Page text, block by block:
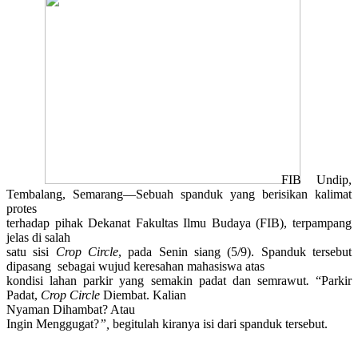
FIB Undip,
Tembalang, Semarang—Sebuah spanduk yang berisikan kalimat
protes
terhadap pihak Dekanat Fakultas Ilmu Budaya (FIB), terpampang
jelas di salah
satu sisi Crop Circle, pada Senin siang (5/9). Spanduk tersebut
dipasang sebagai wujud keresahan mahasiswa atas
kondisi lahan parkir yang semakin padat dan semrawut. “Parkir
Padat, Crop Circle Diembat. Kalian
Nyaman Dihambat? Atau
Ingin Menggugat?”, begitulah kiranya isi dari spanduk tersebut.